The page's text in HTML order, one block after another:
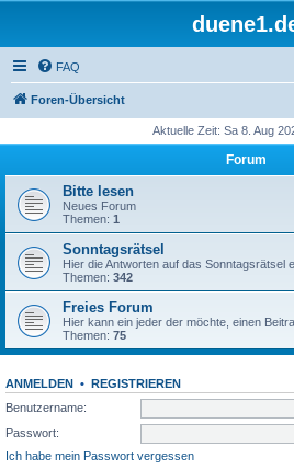
FAQ
Foren-Übersicht
Aktuelle Zeit: Sa 8. Aug
Forum
Bitte lesen
Neues Forum
Themen: 1
Sonntagsrätsel
Hier die Antworten auf das Sonntagsrätsel
Themen: 342
Freies Forum
Hier kann ein jeder der möchte, einen
Themen: 75
ANMELDEN • REGISTRIEREN
Benutzername:
Passwort:
Ich habe mein Passwort vergessen